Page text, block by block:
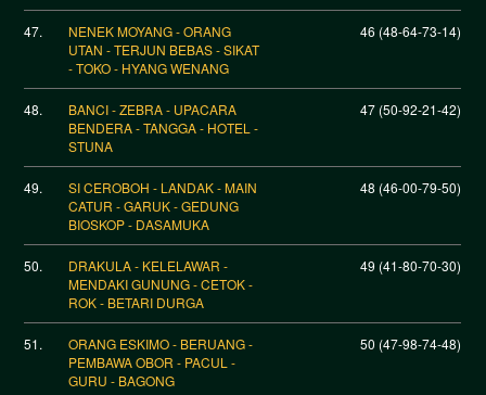
47.
NENEK MOYANG - ORANG
UTAN - TERJUN BEBAS - SIKAT
- TOKO - HYANG WENANG
46 (48-64-73-14)
48.
BANCI - ZEBRA - UPACARA
BENDERA - TANGGA - HOTEL -
STUNA
47 (50-92-21-42)
49.
SI CEROBOH - LANDAK - MAIN
CATUR - GARUK - GEDUNG
BIOSKOP - DASAMUKA
48 (46-00-79-50)
50.
DRAKULA - KELELAWAR -
MENDAKI GUNUNG - CETOK -
ROK - BETARI DURGA
49 (41-80-70-30)
51.
ORANG ESKIMO - BERUANG -
PEMBAWA OBOR - PACUL -
GURU - BAGONG
50 (47-98-74-48)